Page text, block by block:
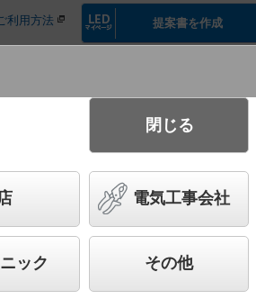
利用方法 提案書を作成
（昼白色） スポットライト 美ルッ
度・集光タイプ LEDフラットラン
相当
電気工事会社
ック その他
閉じる